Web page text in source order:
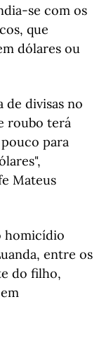
se com os
que
dólares ou
de divisas no
roubo terá
para
Mateus
homicídio
entre os
do filho,